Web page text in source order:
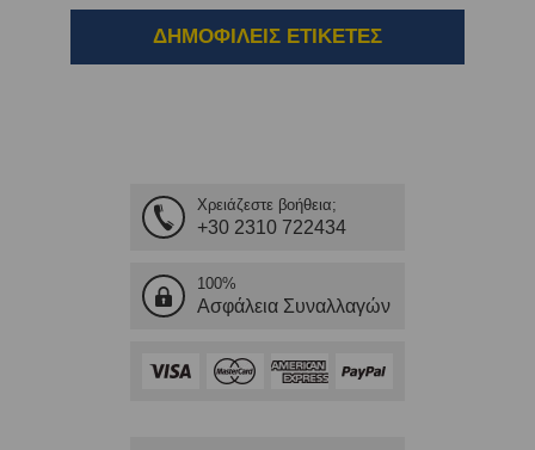
ΔΗΜΟΦΙΛΕΙΣ ΕΤΙΚΕΤΕΣ
Χρειάζεστε βοήθεια;
+30 2310 722434
100%
Ασφάλεια Συναλλαγών